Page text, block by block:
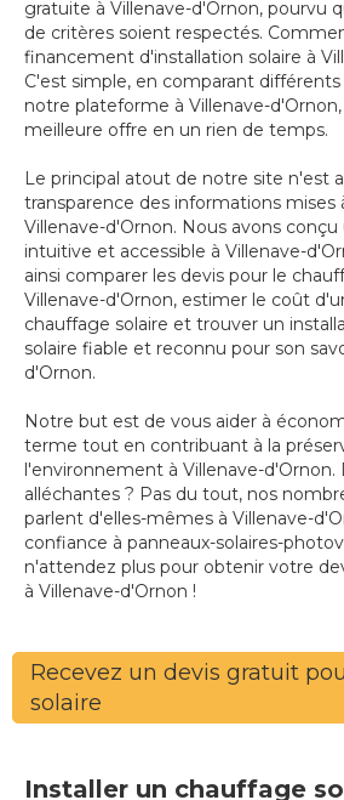
gratuite à Villenave-d'Ornon, pourvu
de critères soient respectés.
financement d'installation solaire à
C'est simple, en comparant
notre plateforme à Villenave-
meilleure offre en un rien de temps.
Le principal atout de notre site n'est
transparence des informations mises
Villenave-d'Ornon. Nous avons
intuitive et accessible à Villenave-
ainsi comparer les devis pour le
Villenave-d'Ornon, estimer le coût
chauffage solaire et trouver un
solaire fiable et reconnu pour son
d'Ornon.
Notre but est de vous aider à
terme tout en contribuant à la
l'environnement à Villenave-d'Ornon.
alléchantes ? Pas du tout, nos
parlent d'elles-mêmes à Villenave-
confiance à panneaux-solaires-
n'attendez plus pour obtenir votre
à Villenave-d'Ornon !
Recevez un devis gratuit
solaire
Installer un chauffage